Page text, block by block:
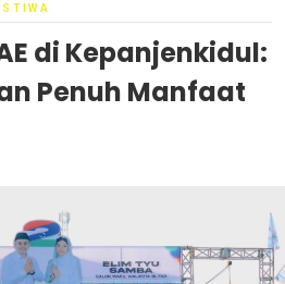
di Kepanjenkidul:
Penuh Manfaat